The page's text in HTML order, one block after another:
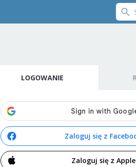
LOGOWANIE
Zaloguj się z
Zaloguj się z Apple